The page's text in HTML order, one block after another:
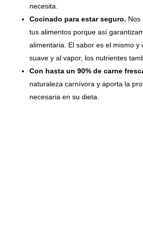
necesita.
Cocinado para estar seguro. Nos
tus alimentos porque así
alimentaria. El sabor es el mismo y
suave y al vapor, los nutrientes
Con hasta un 90% de carne
naturaleza carnívora y aporta la
necesaria en su dieta.